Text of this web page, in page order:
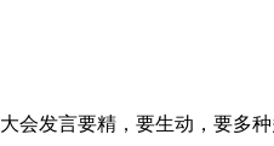
发言要精，要生动，要多